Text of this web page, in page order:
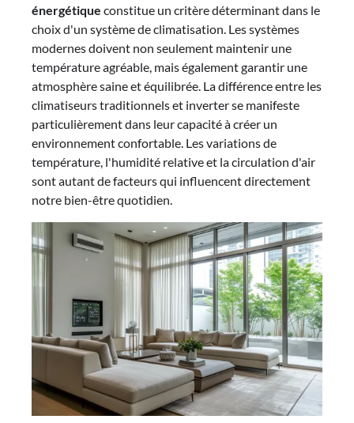
énergétique constitue un critère déterminant dans le
choix d'un système de climatisation. Les systèmes
modernes doivent non seulement maintenir une
température agréable, mais également garantir une
atmosphère saine et équilibrée. La différence entre les
climatiseurs traditionnels et inverter se manifeste
particulièrement dans leur capacité à créer un
environnement confortable. Les variations de
température, l'humidité relative et la circulation d'air
sont autant de facteurs qui influencent directement
notre bien-être quotidien.